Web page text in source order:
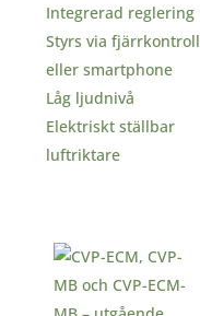
Integrerad reglering
Styrs via fjärrkontroll
eller smartphone
Låg ljudnivå
Elektriskt ställbar
luftriktare